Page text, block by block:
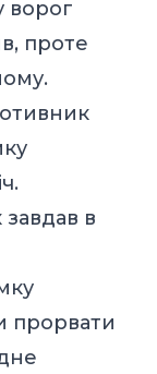
ворог
проте
в
прорвати